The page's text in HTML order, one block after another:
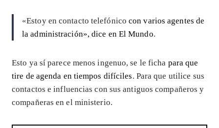
«Estoy en contacto telefónicocon varios agentes de
la administración», dice en El Mundo.
Esto ya sí parece menos ingenuo, se le ficha para que
tire de agenda en tiempos difíciles. Para que utilice sus
contactos e influencias con sus antiguos compañeros y
compañeras en el ministerio.